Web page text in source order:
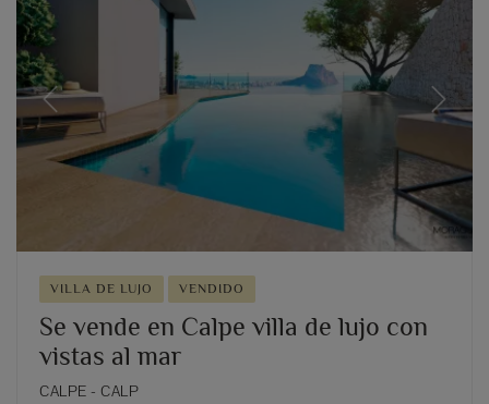
Previous Next
VILLA DE LUJO VENDIDO
Se vende en Calpe villa de lujo con
vistas al mar
CALPE - CALP